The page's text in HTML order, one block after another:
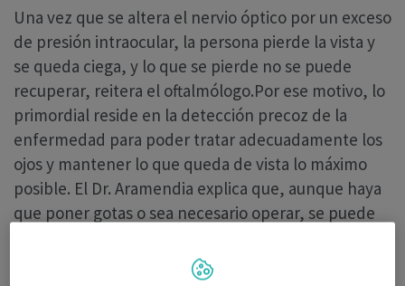
Una vez que se altera el nervio óptico por un exceso
de presión intraocular, la persona pierde la vista y
se queda ciega, y lo que se pierde no se puede
recuperar, reitera el oftalmólogo.Por ese motivo, lo
primordial reside en la detección precoz de la
enfermedad para poder tratar adecuadamente los
ojos y mantener lo que queda de vista lo máximo
posible. El Dr. Aramendia explica que, aunque haya
que poner gotas o sea necesario operar, se puede